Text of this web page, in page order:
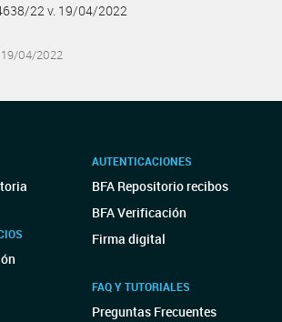
22 v. 19/04/2022
19/04/2022
AUTENTICACIONES
BFA Repositorio recibos
BFA Verificación
Firma digital
FAQ Y TUTORIALES
Preguntas Frecuentes